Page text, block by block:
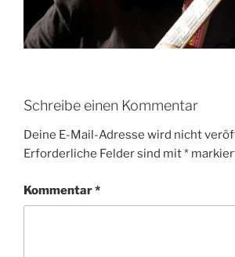
Schreibe einen Kommentar
Deine E-Mail-Adresse wird nicht
Erforderliche Felder sind mit*
Kommentar*